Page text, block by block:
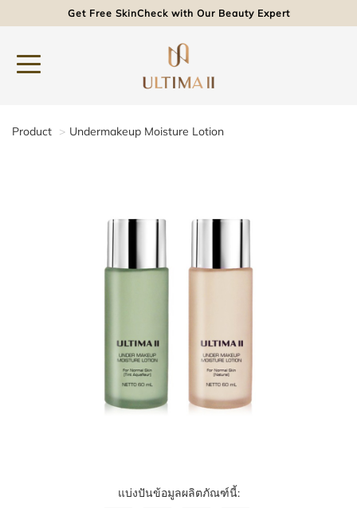
Get Free SkinCheck with Our Beauty Expert
Product Undermakeup Moisture Lotion
แบ่งปันข้อมูลผลิตภัณฑ์นี้: